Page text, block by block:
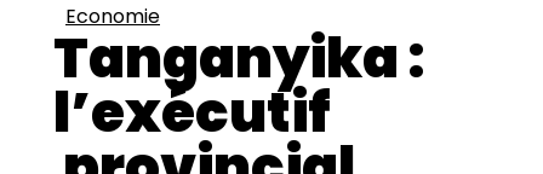
Economie
Tanganyika :
l’exécutif